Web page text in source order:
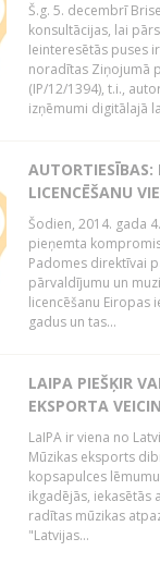
Š.g. 5. decembrī
konsultācijas, lai
Ieinteresētās puses
noradītas Ziņojumā
(IP/12/1394), t.i.,
izņēmumi digitālajā
AUTORTIESĪBAS:
LICENCĒŠANU
Šodien, 2014. gada
pieņemta
Padomes direktīvai
pārvaldījumu un
licencēšanu Eiropas
gadus un tas...
LAIPA PIEŠĶIR
EKSPORTA
LaIPA ir viena no
Mūzikas eksports
kopsapulces
ikgadējās, iekasētās
radītas mūzikas
"Latvijas...